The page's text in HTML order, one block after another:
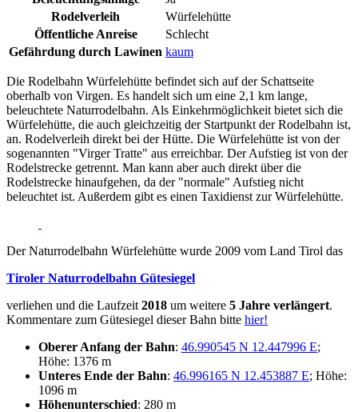
Rodelverleih
Würfelehütte
Öffentliche Anreise
Schlecht
Gefährdung durch Lawinen kaum
Die Rodelbahn Würfelehütte befindet sich auf der Schattseite
oberhalb von Virgen. Es handelt sich um eine 2,1 km lange,
beleuchtete Naturrodelbahn. Als Einkehrmöglichkeit bietet sich die
Würfelehütte, die auch gleichzeitig der Startpunkt der Rodelbahn ist,
an. Rodelverleih direkt bei der Hütte. Die Würfelehütte ist von der
sogenannten "Virger Tratte" aus erreichbar. Der Aufstieg ist von der
Rodelstrecke getrennt. Man kann aber auch direkt über die
Rodelstrecke hinaufgehen, da der "normale" Aufstieg nicht
beleuchtet ist. Außerdem gibt es einen Taxidienst zur Würfelehütte.
Der Naturrodelbahn Würfelehütte wurde 2009 vom Land Tirol das
Tiroler Naturrodelbahn Gütesiegel
verliehen und die Laufzeit 2018 um weitere 5 Jahre verlängert.
Kommentare zum Gütesiegel dieser Bahn bitte hier!
Oberer Anfang der Bahn: 46.990545 N 12.447996 E;
Höhe: 1376 m
Unteres Ende der Bahn: 46.996165 N 12.453887 E; Höhe:
1096 m
Höhenunterschied: 280 m